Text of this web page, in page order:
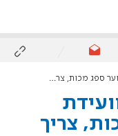
צריך לחזק אותו"
צריך